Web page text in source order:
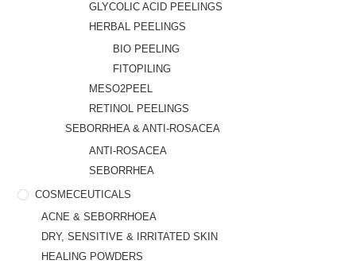
GLYCOLIC ACID PEELINGS
HERBAL PEELINGS
BIO PEELING
FITOPILING
MESO2PEEL
RETINOL PEELINGS
SEBORRHEA & ANTI-ROSACEA
ANTI-ROSACEA
SEBORRHEA
COSMECEUTICALS
ACNE & SEBORRHOEA
DRY, SENSITIVE & IRRITATED SKIN
HEALING POWDERS